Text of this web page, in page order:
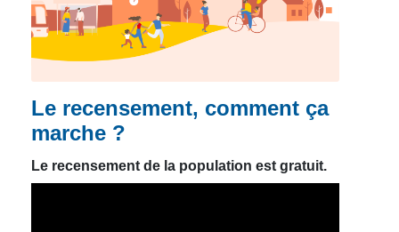
Le recensement, comment ça
marche ?
Le recensement de la population est gratuit.